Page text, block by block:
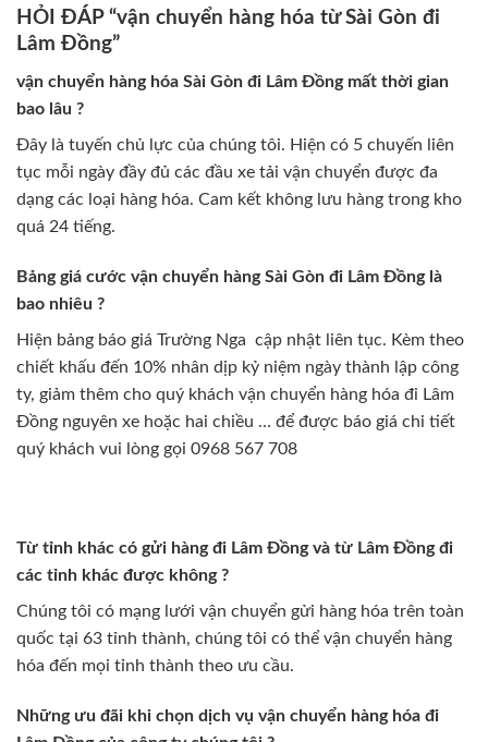
HỎI ĐÁP “vận chuyển hàng hóa từ Sài Gòn đi
Lâm Đồng”
vận chuyển hàng hóa Sài Gòn đi Lâm Đồng mất thời gian
bao lâu ?
Đây là tuyến chủ lực của chúng tôi. Hiện có 5 chuyến liên
tục mỗi ngày đầy đủ các đầu xe tải vận chuyển được đa
dạng các loại hàng hóa. Cam kết không lưu hàng trong kho
quá 24 tiếng.
Bảng giá cước vận chuyển hàng Sài Gòn đi Lâm Đồng là
bao nhiêu ?
Hiện bảng báo giá Trường Nga cập nhật liên tục. Kèm theo
chiết khấu đến 10% nhân dịp kỷ niệm ngày thành lập công
ty, giảm thêm cho quý khách vận chuyển hàng hóa đi Lâm
Đồng nguyên xe hoặc hai chiều … để được báo giá chi tiết
quý khách vui lòng gọi 0968 567 708
Từ tỉnh khác có gửi hàng đi Lâm Đồng và từ Lâm Đồng đi
các tỉnh khác được không ?
Chúng tôi có mạng lưới vận chuyển gửi hàng hóa trên toàn
quốc tại 63 tỉnh thành, chúng tôi có thể vận chuyển hàng
hóa đến mọi tỉnh thành theo ưu cầu.
Những ưu đãi khi chọn dịch vụ vận chuyển hàng hóa đi